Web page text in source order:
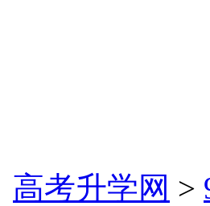
高考升学网 >